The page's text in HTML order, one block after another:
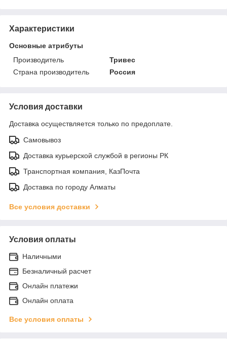
Характеристики
Основные атрибуты
Производитель
Тривес
Страна производитель
Россия
Условия доставки
Доставка осуществляется только по предоплате.
Самовывоз
Доставка курьерской службой в регионы РК
Транспортная компания, КазПочта
Доставка по городу Алматы
Все условия доставки
Условия оплаты
Наличными
Безналичный расчет
Онлайн платежи
Онлайн оплата
Все условия оплаты